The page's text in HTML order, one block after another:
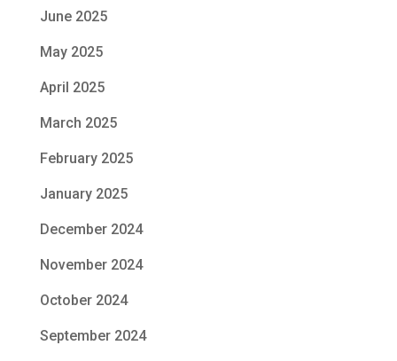
June 2025
May 2025
April 2025
March 2025
February 2025
January 2025
December 2024
November 2024
October 2024
September 2024